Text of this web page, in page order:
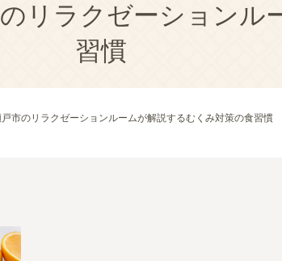
リラクゼーションル
習慣
市のリラクゼーションルームが解説するむくみ対策の食習慣